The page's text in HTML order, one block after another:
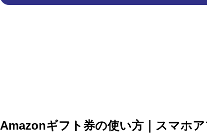
Amazonギフト券の使い方｜スマホア